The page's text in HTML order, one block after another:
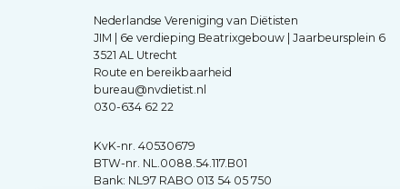
Nederlandse Vereniging van Diëtisten
JIM | 6e verdieping Beatrixgebouw | Jaarbeursplein 6
3521 AL Utrecht
Route en bereikbaarheid
bureau@nvdietist.nl
030-634 62 22
KvK-nr. 40530679
BTW-nr. NL.0088.54.117.B01
Bank: NL97 RABO 013 54 05 750